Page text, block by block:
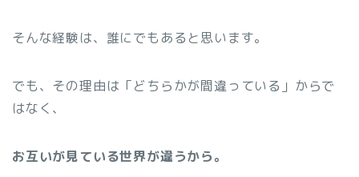
そんな経験は、誰にでもあると思います。
でも、その理由は「どちらかが間違っている」からで
はなく、
お互いが見ている世界が違うから。